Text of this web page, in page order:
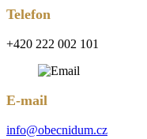
Telefon
+420 222 002 101
E-mail
info@obecnidum.cz